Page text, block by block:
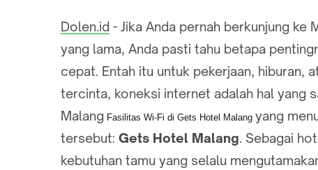
Dolen.id - Jika Anda pernah berkunjung ke
yang lama, Anda pasti tahu betapa
cepat. Entah itu untuk pekerjaan, hiburan,
tercinta, koneksi internet adalah hal yang
Malang Fasilitas Wi-Fi di Gets Hotel Malang yang
tersebut: Gets Hotel Malang. Sebagai
kebutuhan tamu yang selalu